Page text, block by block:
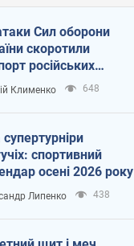
Сил оборони
скоротили
російських
Клименко 648
спортивний
осені 2026 року
Липенко 438